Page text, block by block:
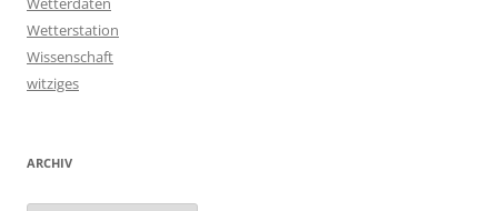
Wetterstation
Wissenschaft
witziges
ARCHIV